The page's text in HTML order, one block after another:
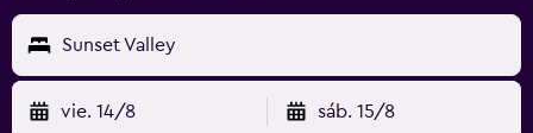
Sunset Valley
vie. 14/8 sáb. 15/8